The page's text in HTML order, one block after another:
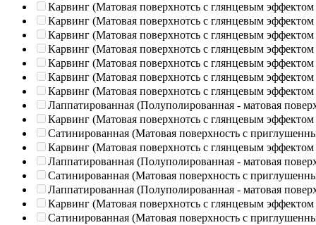
Карвинг (Матовая поверхнотсь с глянцевым эффектом
Карвинг (Матовая поверхнотсь с глянцевым эффектом
Карвинг (Матовая поверхнотсь с глянцевым эффектом
Карвинг (Матовая поверхнотсь с глянцевым эффектом
Карвинг (Матовая поверхнотсь с глянцевым эффектом
Карвинг (Матовая поверхнотсь с глянцевым эффектом
Карвинг (Матовая поверхнотсь с глянцевым эффектом
Лаппатированная (Полуполированная - матовая
Карвинг (Матовая поверхнотсь с глянцевым эффектом
Сатинированная (Матовая поверхность с
Карвинг (Матовая поверхнотсь с глянцевым эффектом
Лаппатированная (Полуполированная - матовая
Сатинированная (Матовая поверхность с
Лаппатированная (Полуполированная - матовая
Карвинг (Матовая поверхнотсь с глянцевым эффектом
Сатинированная (Матовая поверхность с